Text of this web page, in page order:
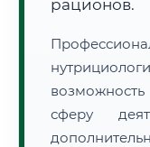
📜 Документы и
🔍Нажмите на
рационов.
сферу